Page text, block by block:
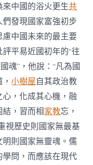
中國的浴火更生共
們發現國家富強初步
中國未來的最主要
平易近國初年的“往
魂”，他說：“凡為國
，小樹屋自其政治教
，化成其心機，融
，習而相家教忘，
視歷史則國家無最基
則國家無靈魂。儒
問，而應該在現代